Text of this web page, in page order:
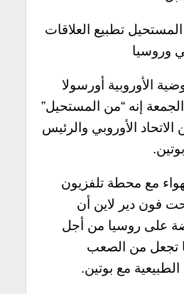
تطبيع العلاقات
وروسيا
الأوروبية أورسولا
إنه “من المستحيل”
الاتحاد الأوروبي والرئيس
مع محطة تلفزيون
24 ، أوضحت فون دير لاين أن
على روسيا من أجل
تجعل من الصعب
مع بوتين.